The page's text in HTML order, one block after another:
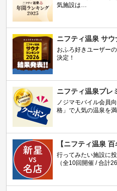
気施設は…
ニフティ温泉 サ
おふろ好きユーザー
決定！
ニフティ温泉プレ
ノジマモバイル会員
格」で人気の温泉を満
【ニフティ温泉 百
行ってみたい施設に
（全10回開催 / 合計